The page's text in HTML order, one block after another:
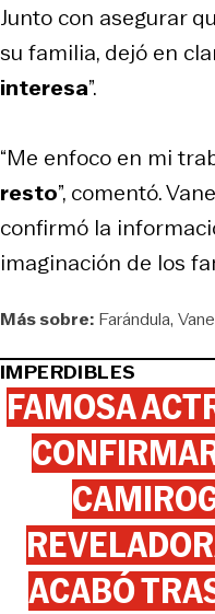
Junto con asegurar
su familia, dejó en
interesa”.
“Me enfoco en mi
resto”, comentó.
confirmó la
imaginación de los
Más sobre: Farándula
IMPERDIBLES
FAMOSA
ACABÓ